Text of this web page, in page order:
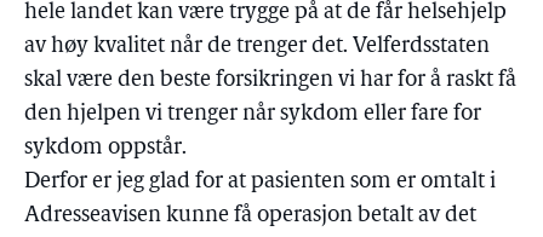
hele landet kan være trygge på at de får helsehjelp
av høy kvalitet når de trenger det. Velferdsstaten
skal være den beste forsikringen vi har for å raskt få
den hjelpen vi trenger når sykdom eller fare for
sykdom oppstår.
Derfor er jeg glad for at pasienten som er omtalt i
Adresseavisen kunne få operasjon betalt av det